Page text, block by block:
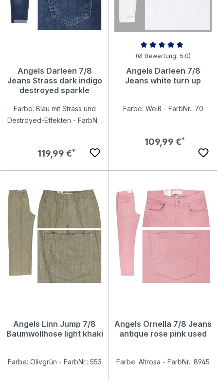
Angels Darleen 7/8
Jeans Strass dark indigo
destroyed sparkle
Farbe: Blau mit Strass und
Destroyed-Effekten - FarbNr.:
Regulärer Preis:
119,99 €
Durchschnittliche Bewertung
(Ø Bewertung: 5.0)
Angels Darleen 7/8
Jeans white turn up
Farbe: Weiß - FarbNr.: 70
Regulärer Preis:
109,99 €
Angels Linn Jump 7/8
Baumwollhose light khaki
Farbe: Olivgrün - FarbNr.: 553
Angels Ornella 7/8 Jeans
antique rose pink used
Farbe: Altrosa - FarbNr.: 8945